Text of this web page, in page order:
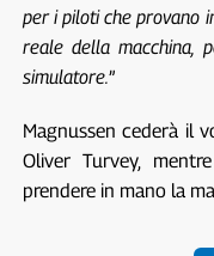
per i piloti che provano
reale della macchina,
simulatore.”
Magnussen cederà il
Oliver Turvey,
prendere in mano la